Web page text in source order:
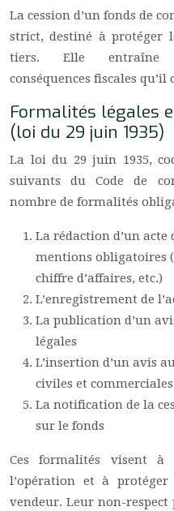
La cession d’un fonds de
strict, destiné à protéger
tiers. Elle entraîne
conséquences fiscales
Formalités légales
(loi du 29 juin 1935)
La loi du 29 juin 1935,
suivants du Code de
nombre de formalités
La rédaction d’un acte
mentions obligatoires
chiffre d’affaires, etc.)
L’enregistrement de
La publication d’un
légales
L’insertion d’un avis
civiles et commerciales
La notification de la
sur le fonds
Ces formalités visent à
l’opération et à
vendeur. Leur non-